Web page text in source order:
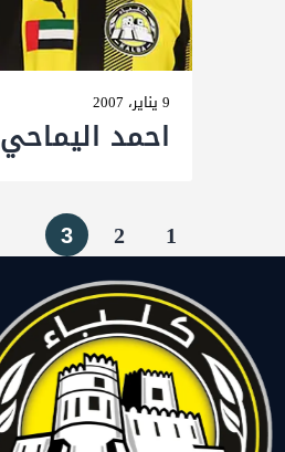
9 يناير، 2007
احمد الیماحي
1
2
3